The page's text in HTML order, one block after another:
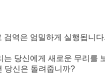
검역은 엄밀하게 실행됩니다.
당신에게 새로운 무리를
당신은 돌려줍니까?